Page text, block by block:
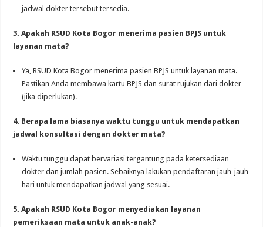
jadwal dokter tersebut tersedia.
3. Apakah RSUD Kota Bogor menerima pasien BPJS untuk
layanan mata?
Ya, RSUD Kota Bogor menerima pasien BPJS untuk layanan mata.
Pastikan Anda membawa kartu BPJS dan surat rujukan dari dokter
(jika diperlukan).
4. Berapa lama biasanya waktu tunggu untuk mendapatkan
jadwal konsultasi dengan dokter mata?
Waktu tunggu dapat bervariasi tergantung pada ketersediaan
dokter dan jumlah pasien. Sebaiknya lakukan pendaftaran jauh-jauh
hari untuk mendapatkan jadwal yang sesuai.
5. Apakah RSUD Kota Bogor menyediakan layanan
pemeriksaan mata untuk anak-anak?